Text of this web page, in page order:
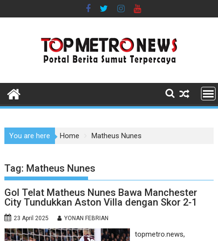
to
You are here Home Matheus Nunes
Tag: Matheus Nunes
Gol Telat Matheus Nunes Bawa Manchester
City Tundukkan Aston Villa dengan Skor 2-1
23 April 2025 YONAN FEBRIAN
topmetro.news,